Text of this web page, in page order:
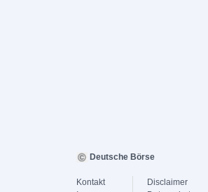
Deutsche Börse
Kontakt
Disclaimer